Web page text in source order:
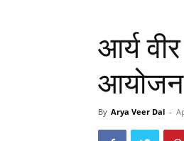
आर्य
आयोजन
By Arya Veer Dal -